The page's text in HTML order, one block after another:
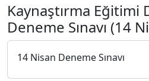
Kaynaştırma Eğitimi
Deneme Sınavı (14
14 Nisan Deneme Sınavı